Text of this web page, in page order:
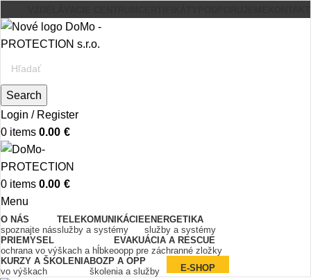
Search
Login / Register
0 items 0.00 €
0 items 0.00 €
Menu
O NÁS
spoznajte nás
TELEKOMUNIKÁCIE
služby a systémy
ENERGETIKA
služby a systémy
PRIEMYSEL
ochrana vo výškach a hĺbke
EVAKUÁCIA A RESCUE
oopp pre záchranné zložky
KURZY A ŠKOLENIA
vo výškach
BOZP A OPP
školenia a služby
E-SHOP